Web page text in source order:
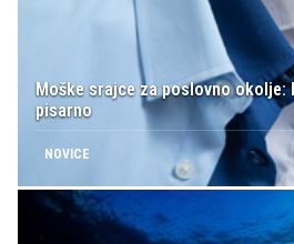
Moške srajce za poslovno
pisarno
NOVICE